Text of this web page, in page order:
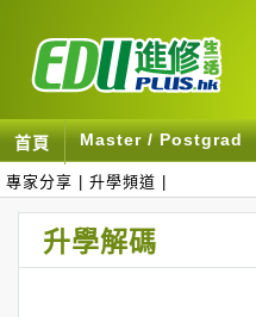
首頁 Master / Postgrad
專家分享 升學頻道
升學解碼